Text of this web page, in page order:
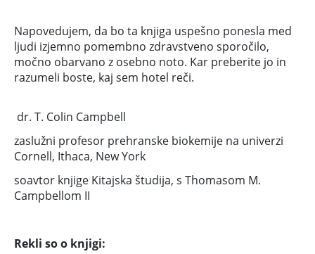
Napovedujem, da bo ta knjiga uspešno ponesla med
ljudi izjemno pomembno zdravstveno sporočilo,
močno obarvano z osebno noto. Kar preberite jo in
razumeli boste, kaj sem hotel reči.
dr. T. Colin Campbell
zaslužni profesor prehranske biokemije na univerzi
Cornell, Ithaca, New York
soavtor knjige Kitajska študija, s Thomasom M.
Campbellom II
Rekli so o knjigi: